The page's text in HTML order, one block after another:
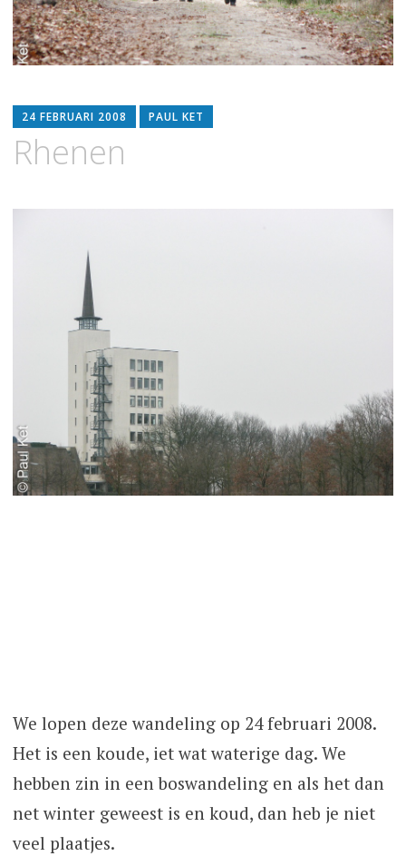
24 FEBRUARI 2008 PAUL KET
Rhenen
We lopen deze wandeling op 24 februari 2008.
Het is een koude, iet wat waterige dag. We
hebben zin in een boswandeling en als het dan
net winter geweest is en koud, dan heb je niet
veel plaatjes.